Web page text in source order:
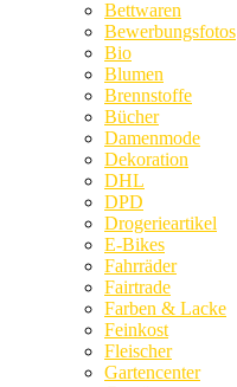
Bettwaren
Bewerbungsfotos
Bio
Blumen
Brennstoffe
Bücher
Damenmode
Dekoration
DHL
DPD
Drogerieartikel
E-Bikes
Fahrräder
Fairtrade
Farben & Lacke
Feinkost
Fleischer
Gartencenter